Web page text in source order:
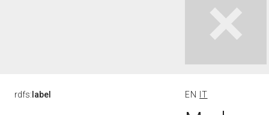
rdfs: label EN IT